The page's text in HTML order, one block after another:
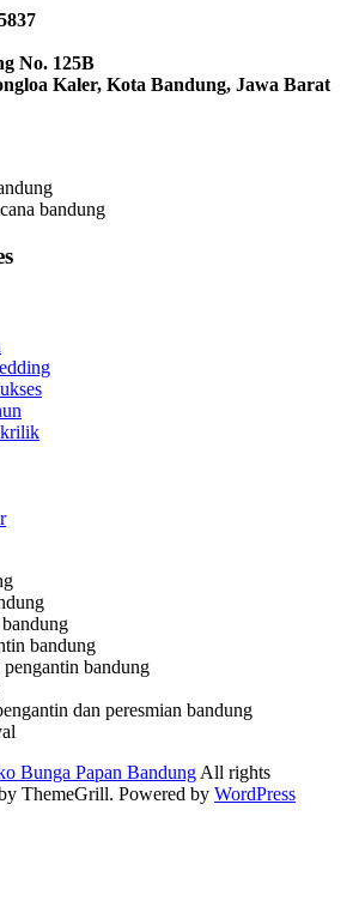
No. 125B
Kaler, Kota Bandung, Jawa Barat
bandung
bandung
bandung
dan peresmian bandung
Bunga Papan Bandung All rights
ThemeGrill. Powered by WordPress